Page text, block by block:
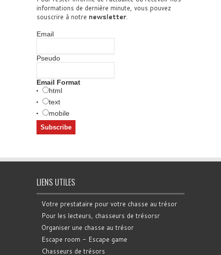
informations de dernière minute, vous pouvez
souscrire à notre newsletter.
Email
Pseudo
Email Format
html
text
mobile
LIENS UTILES
Votre prestataire pour votre chasse au trésor
Pour les lecteurs, chasseurs de trésorsr
Organiser une chasse au trésor
Escape room - Escape game
Chasseurs de trésors